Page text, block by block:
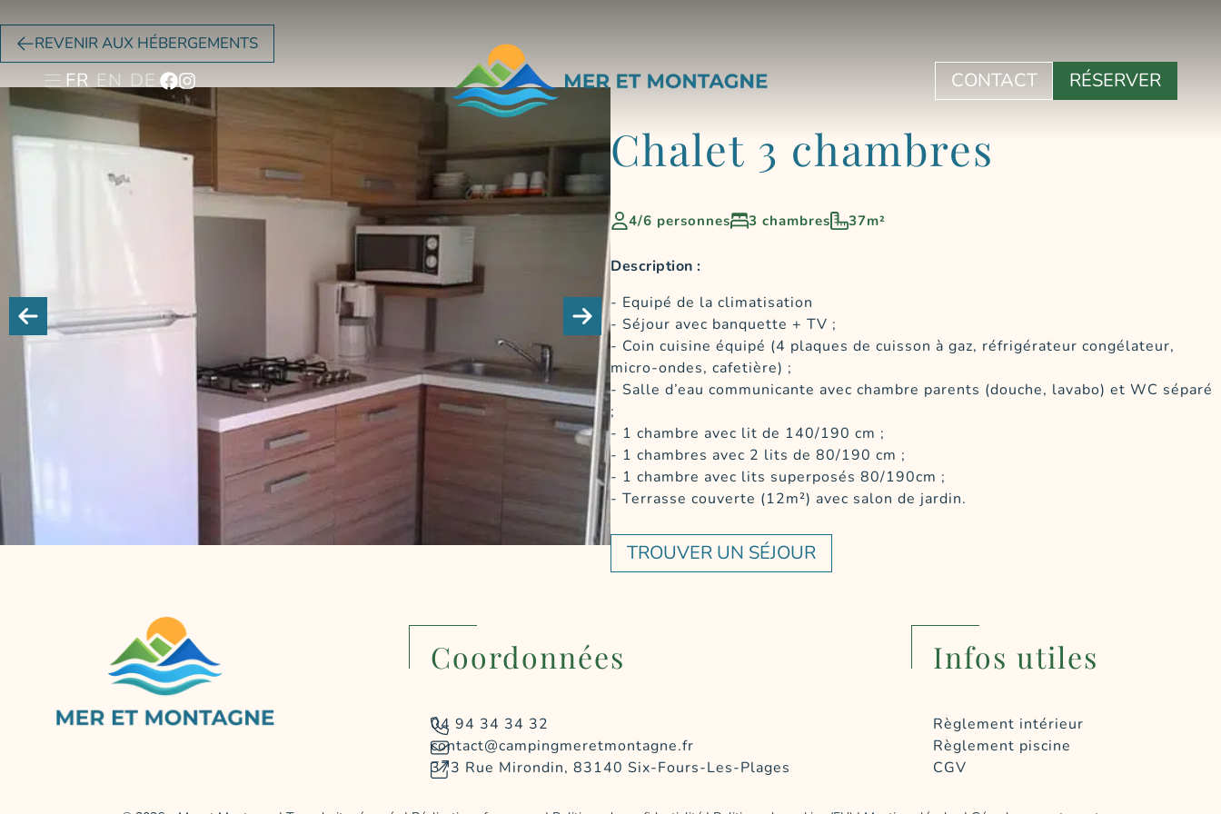
FR EN DE CONTACT RÉSERVER
REVENIR AUX HÉBERGEMENTS
Chalet 3 chambres
4/6 personnes 3 chambres 37m²
Description :
Equipé de la climatisation
Séjour avec banquette + TV ;
Coin cuisine équipé (4 plaques de cuisson à gaz, réfrigérateur congélateur,
micro-ondes, cafetière) ;
Salle d’eau communicante avec chambre parents (douche, lavabo) et WC séparé
;
1 chambre avec lit de 140/190 cm ;
1 chambres avec 2 lits de 80/190 cm ;
1 chambre avec lits superposés 80/190cm ;
Terrasse couverte (12m²) avec salon de jardin.
TROUVER UN SÉJOUR
Coordonnées
04 94 34 34 32
contact@campingmeretmontagne.fr
373 Rue Mirondin, 83140 Six-Fours-Les-Plages
Infos utiles
Règlement intérieur
Règlement piscine
CGV